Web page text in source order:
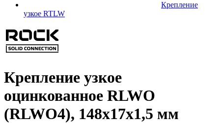
Крепление
узкое RTLW
Крепление узкое
оцинкованное RLWO
(RLWO4), 148х17х1,5 мм